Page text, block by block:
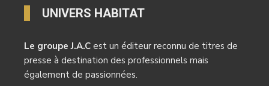
UNIVERS HABITAT
Le groupe J.A.C est un éditeur reconnu de titres de
presse à destination des professionnels mais
également de passionnées.